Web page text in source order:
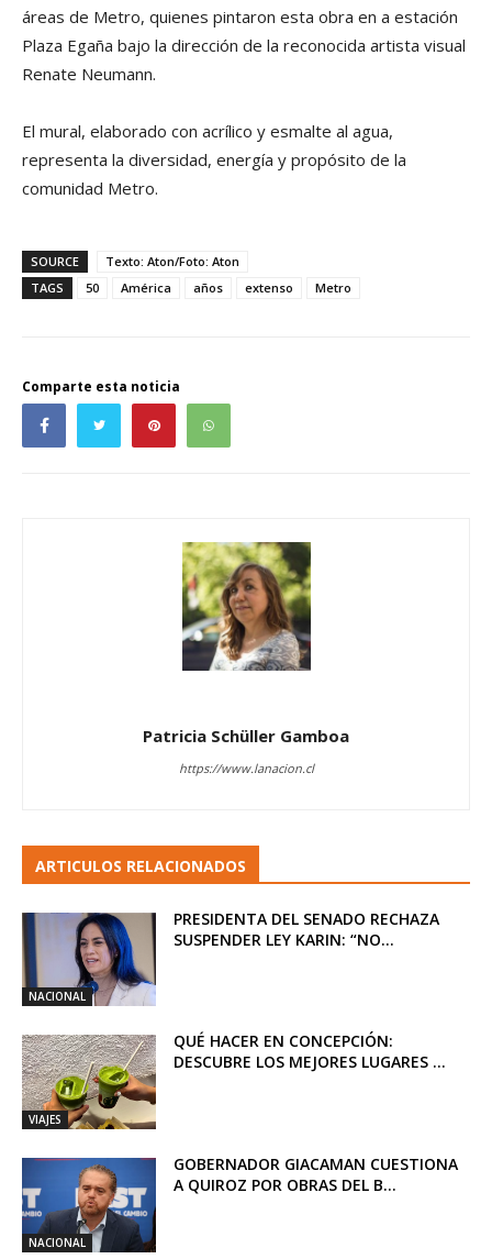
áreas de Metro, quienes pintaron esta obra en a estación
Plaza Egaña bajo la dirección de la reconocida artista visual
Renate Neumann.
El mural, elaborado con acrílico y esmalte al agua,
representa la diversidad, energía y propósito de la
comunidad Metro.
SOURCE
Texto: Aton/Foto: Aton
TAGS
50 América años extenso Metro
Comparte esta noticia
Patricia Schüller Gamboa
https://www.lanacion.cl
ARTICULOS RELACIONADOS
NACIONAL
PRESIDENTA DEL SENADO RECHAZA
SUSPENDER LEY KARIN: “NO...
VIAJES
QUÉ HACER EN CONCEPCIÓN:
DESCUBRE LOS MEJORES LUGARES ...
NACIONAL
GOBERNADOR GIACAMAN CUESTIONA
A QUIROZ POR OBRAS DEL B...